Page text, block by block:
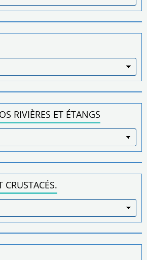
RIVIÈRES ET ÉTANGS
CRUSTACÉS.